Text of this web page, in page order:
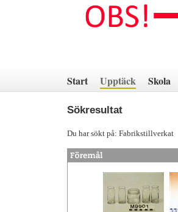
innehåll
Start Upptäck Skola
Sökresultat
Du har sökt på: Fabrikstillverkat